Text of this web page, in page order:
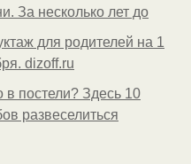
За несколько лет до
для родителей на 1
dizoff.ru
в постели? Здесь 10
развеселиться